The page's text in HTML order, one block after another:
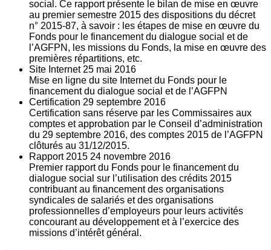
social. Ce rapport présente le bilan de mise en œuvre
au premier semestre 2015 des dispositions du décret
n° 2015-87, à savoir : les étapes de mise en œuvre du
Fonds pour le financement du dialogue social et de
l’AGFPN, les missions du Fonds, la mise en œuvre des
premières répartitions, etc.
Site Internet 25 mai 2016
Mise en ligne du site Internet du Fonds pour le
financement du dialogue social et de l’AGFPN
Certification 29 septembre 2016
Certification sans réserve par les Commissaires aux
comptes et approbation par le Conseil d’administration
du 29 septembre 2016, des comptes 2015 de l’AGFPN
clôturés au 31/12/2015.
Rapport 2015 24 novembre 2016
Premier rapport du Fonds pour le financement du
dialogue social sur l’utilisation des crédits 2015
contribuant au financement des organisations
syndicales de salariés et des organisations
professionnelles d’employeurs pour leurs activités
concourant au développement et à l’exercice des
missions d’intérêt général.